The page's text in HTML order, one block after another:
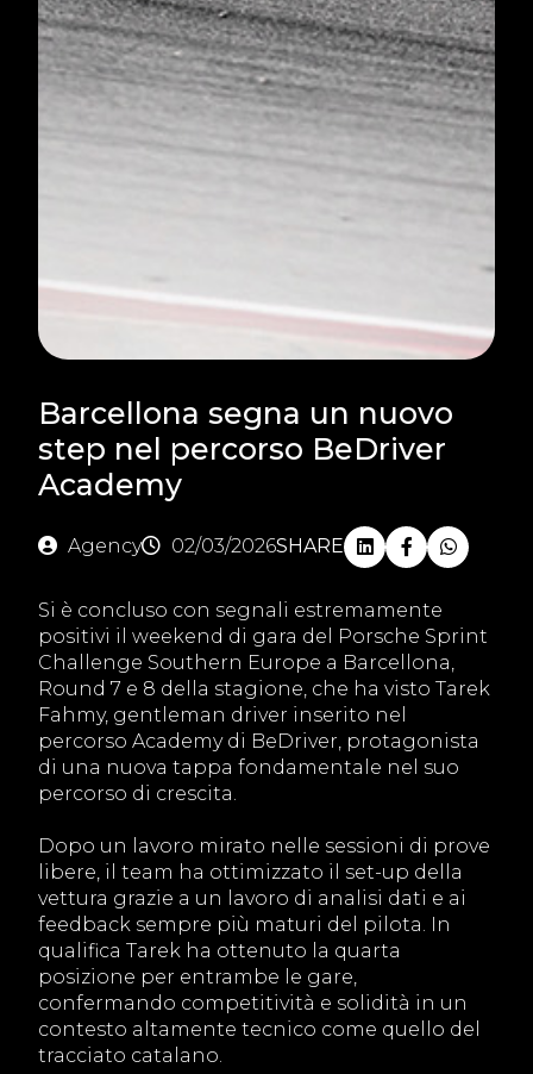
Barcellona segna un nuovo
step nel percorso BeDriver
Academy
Agency 02/03/2026SHARE
Si è concluso con segnali estremamente
positivi il weekend di gara del Porsche Sprint
Challenge Southern Europe a Barcellona,
Round 7 e 8 della stagione, che ha visto Tarek
Fahmy, gentleman driver inserito nel
percorso Academy di BeDriver, protagonista
di una nuova tappa fondamentale nel suo
percorso di crescita.
Dopo un lavoro mirato nelle sessioni di prove
libere, il team ha ottimizzato il set-up della
vettura grazie a un lavoro di analisi dati e ai
feedback sempre più maturi del pilota. In
qualifica Tarek ha ottenuto la quarta
posizione per entrambe le gare,
confermando competitività e solidità in un
contesto altamente tecnico come quello del
tracciato catalano.